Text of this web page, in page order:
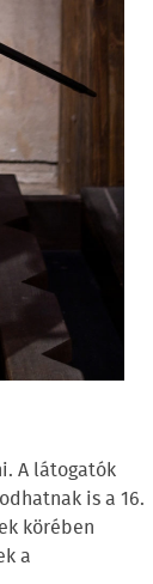
A látogatók
is a 16.
körében
a